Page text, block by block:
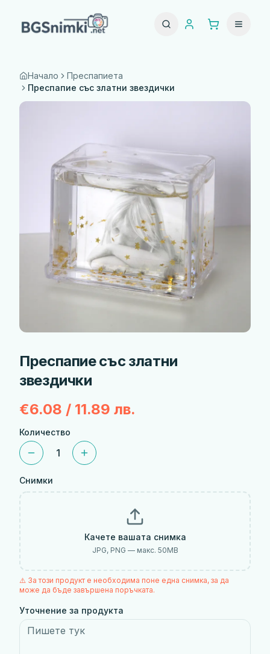
Начало
Преспапиета
Преспапие със златни звездички
Преспапие със златни
звездички
€6.08 / 11.89 лв.
Количество
1
Снимки
Качете вашата снимка
JPG, PNG — макс. 50MB
⚠️ За този продукт е необходима поне една снимка, за да
може да бъде завършена поръчката.
Уточнение за продукта